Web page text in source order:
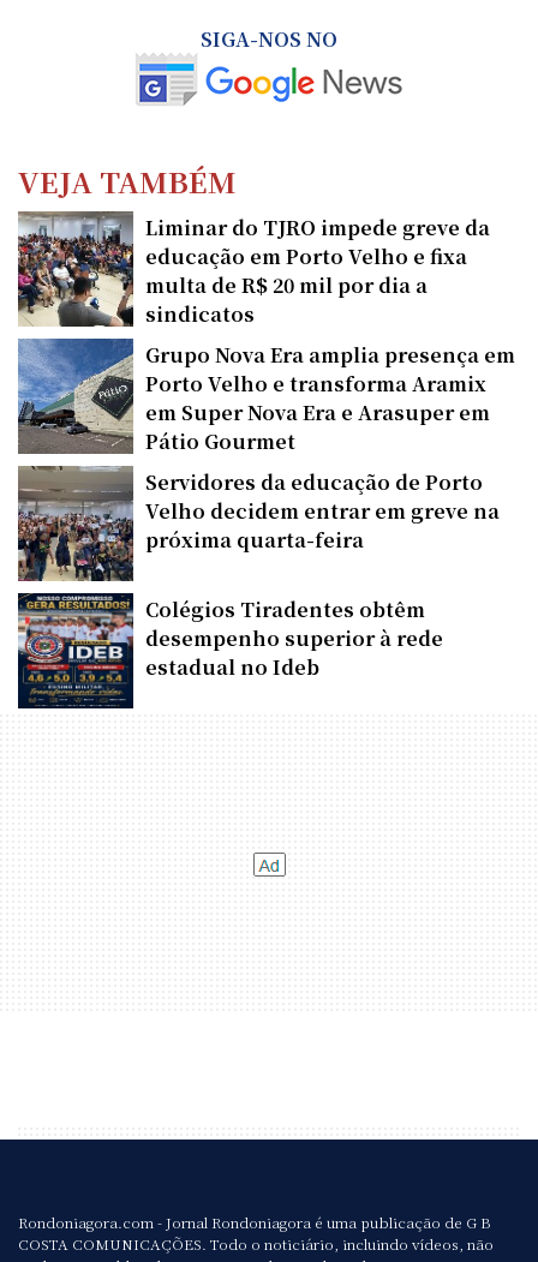
SIGA-NOS NO
VEJA TAMBÉM
Liminar do TJRO impede greve da
educação em Porto Velho e fixa
multa de R$ 20 mil por dia a
sindicatos
Grupo Nova Era amplia presença em
Porto Velho e transforma Aramix
em Super Nova Era e Arasuper em
Pátio Gourmet
Servidores da educação de Porto
Velho decidem entrar em greve na
próxima quarta-feira
Colégios Tiradentes obtêm
desempenho superior à rede
estadual no Ideb
Rondoniagora.com - Jornal Rondoniagora é uma publicação de G B
COSTA COMUNICAÇÕES. Todo o noticiário, incluindo vídeos, não